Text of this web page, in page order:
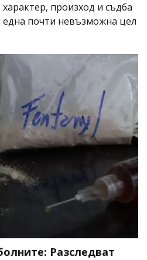
произход и съдба
почти невъзможна цел
Разследват